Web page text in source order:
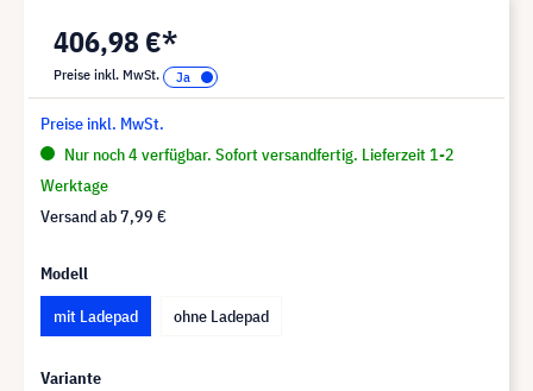
406,98 €*
Preise inkl. MwSt.
Preise inkl. MwSt.
Nur noch 4 verfügbar. Sofort versandfertig. Lieferzeit 1-2
Werktage
Versand ab7,99 €
Modell
mit Ladepad
ohne Ladepad
Variante